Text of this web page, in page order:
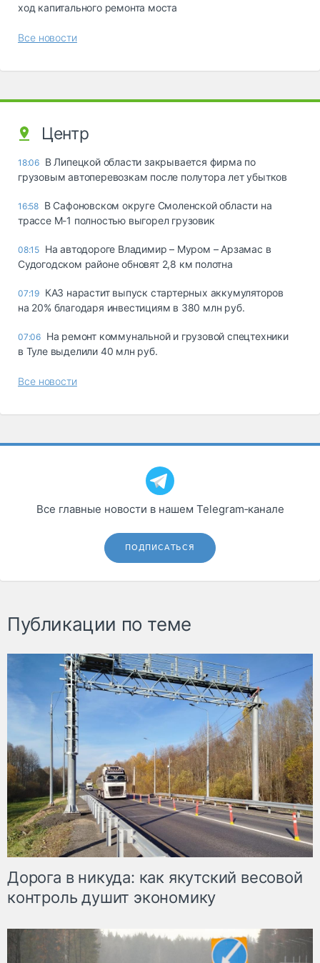
ход капитального ремонта моста
Все новости
Центр
18:06 В Липецкой области закрывается фирма по
грузовым автоперевозкам после полутора лет убытков
16:58 В Сафоновском округе Смоленской области на
трассе М-1 полностью выгорел грузовик
08:15 На автодороге Владимир – Муром – Арзамас в
Судогодском районе обновят 2,8 км полотна
07:19 КАЗ нарастит выпуск стартерных аккумуляторов
на 20% благодаря инвестициям в 380 млн руб.
07:06 На ремонт коммунальной и грузовой спецтехники
в Туле выделили 40 млн руб.
Все новости
Все главные новости в нашем Telegram‑канале
ПОДПИСАТЬСЯ
Публикации по теме
Дорога в никуда: как якутский весовой
контроль душит экономику